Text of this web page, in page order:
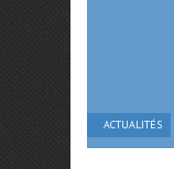
ACTUALITÉS